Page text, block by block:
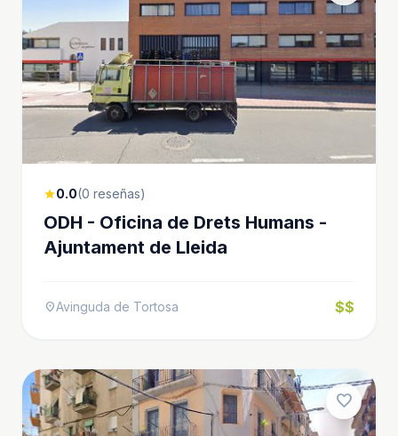
star0.0(0 reseñas)
ODH - Oficina de Drets Humans -
Ajuntament de Lleida
location_onAvinguda de Tortosa $$
favorite